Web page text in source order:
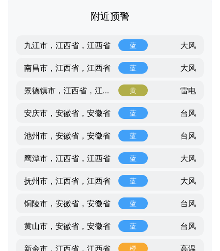
附近预警
九江市，江西省，江西省 蓝 大风
南昌市，江西省，江西省 蓝 大风
景德镇市，江西省，江西省 黄 雷电
安庆市，安徽省，安徽省 蓝 台风
池州市，安徽省，安徽省 蓝 台风
鹰潭市，江西省，江西省 蓝 大风
抚州市，江西省，江西省 蓝 大风
铜陵市，安徽省，安徽省 蓝 台风
黄山市，安徽省，安徽省 蓝 台风
新余市，江西省，江西省 橙 高温